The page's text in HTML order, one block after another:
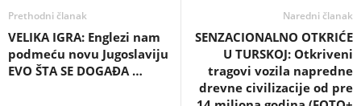
Prethodni članak
VELIKA IGRA: Englezi nam
podmeću novu Jugoslaviju
EVO ŠTA SE DOGAĐA …
Naredni članak
SENZACIONALNO OTKRIĆE
U TURSKOJ: Otkriveni
tragovi vozila napredne
drevne civilizacije od pre